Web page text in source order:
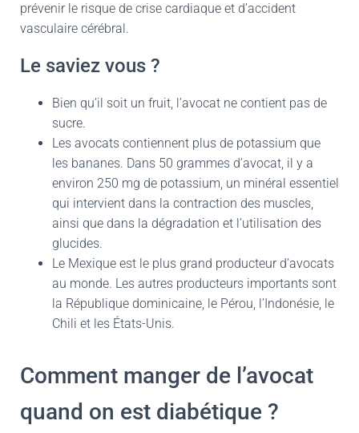
prévenir le risque de crise cardiaque et d’accident
vasculaire cérébral.
Le saviez vous ?
Bien qu’il soit un fruit, l’avocat ne contient pas de
sucre.
Les avocats contiennent plus de potassium que
les bananes. Dans 50 grammes d’avocat, il y a
environ 250 mg de potassium, un minéral essentiel
qui intervient dans la contraction des muscles,
ainsi que dans la dégradation et l’utilisation des
glucides.
Le Mexique est le plus grand producteur d’avocats
au monde. Les autres producteurs importants sont
la République dominicaine, le Pérou, l’Indonésie, le
Chili et les États-Unis.
Comment manger de l’avocat
quand on est diabétique ?